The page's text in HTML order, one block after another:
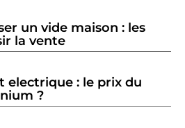
un vide maison : les
la vente
electrique : le prix du
?